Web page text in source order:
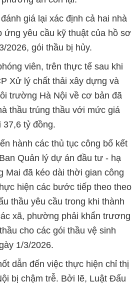
giá lại xác định cả hai nhà
ứng yêu cầu kỹ thuật của hồ sơ
2026, gói thầu bị hủy.
viên, trên thực tế sau khi
Xử lý chất thải xây dựng và
trường Hà Nội về cơ bản đã
thầu trúng thầu với mức giá
tỷ đồng.
hành các thủ tục công bố kết
Quản lý dự án đầu tư - hạ
Mai đã kéo dài thời gian công
hiện các bước tiếp theo theo
thầu yêu cầu trong khi thành
xã, phường phải khẩn trương
cho các gói thầu vệ sinh
1/3/2026.
dẫn đến việc thực hiện chỉ thị
bị chậm trễ. Bởi lẽ, Luật Đấu